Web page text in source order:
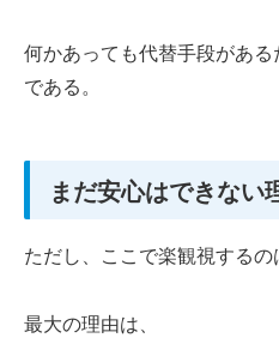
何かあっても代替手段があ
である。
まだ安心はできない
ただし、ここで楽観視するの
最大の理由は、